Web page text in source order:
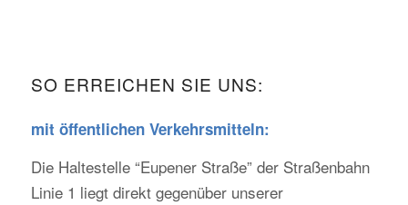
SO ERREICHEN SIE UNS:
mit öffentlichen Verkehrsmitteln:
Die Haltestelle “Eupener Straße” der Straßenbahn
Linie 1 liegt direkt gegenüber unserer